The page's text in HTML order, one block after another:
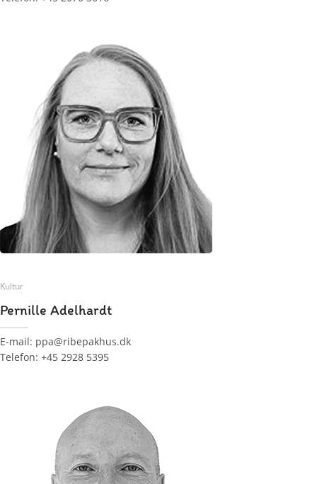
Kultur
Pernille Adelhardt
E-mail: ppa@ribepakhus.dk
Telefon: +45 2928 5395